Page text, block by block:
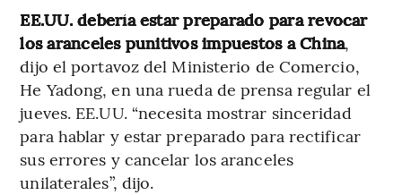
EE.UU. debería estar preparado para revocar
los aranceles punitivos impuestos a China,
dijo el portavoz del Ministerio de Comercio,
He Yadong, en una rueda de prensa regular el
jueves. EE.UU. “necesita mostrar sinceridad
para hablar y estar preparado para rectificar
sus errores y cancelar los aranceles
unilaterales”, dijo.